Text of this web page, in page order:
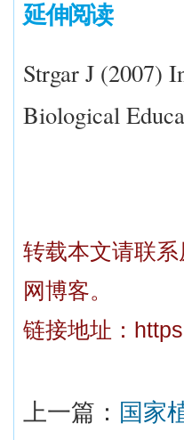
延伸阅读
Strgar J (2007)
Biological
转载本文请联
网博客。
链接地址：
上一篇： 国家